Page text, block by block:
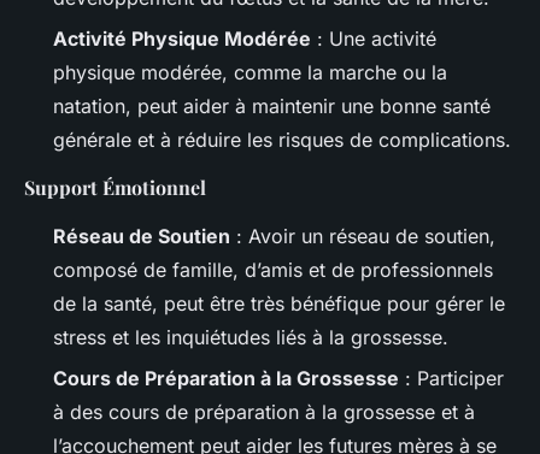
Activité Physique Modérée : Une activité
physique modérée, comme la marche ou la
natation, peut aider à maintenir une bonne santé
générale et à réduire les risques de complications.
Support Émotionnel
Réseau de Soutien : Avoir un réseau de soutien,
composé de famille, d’amis et de professionnels
de la santé, peut être très bénéfique pour gérer le
stress et les inquiétudes liés à la grossesse.
Cours de Préparation à la Grossesse : Participer
à des cours de préparation à la grossesse et à
l’accouchement peut aider les futures mères à se